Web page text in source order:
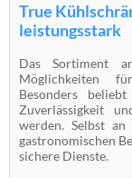
True
leistungsstark
Das Sortiment
Möglichkeiten
Besonders
Zuverlässigkeit
werden. Selbst an
gastronomischen
sichere Dienste.